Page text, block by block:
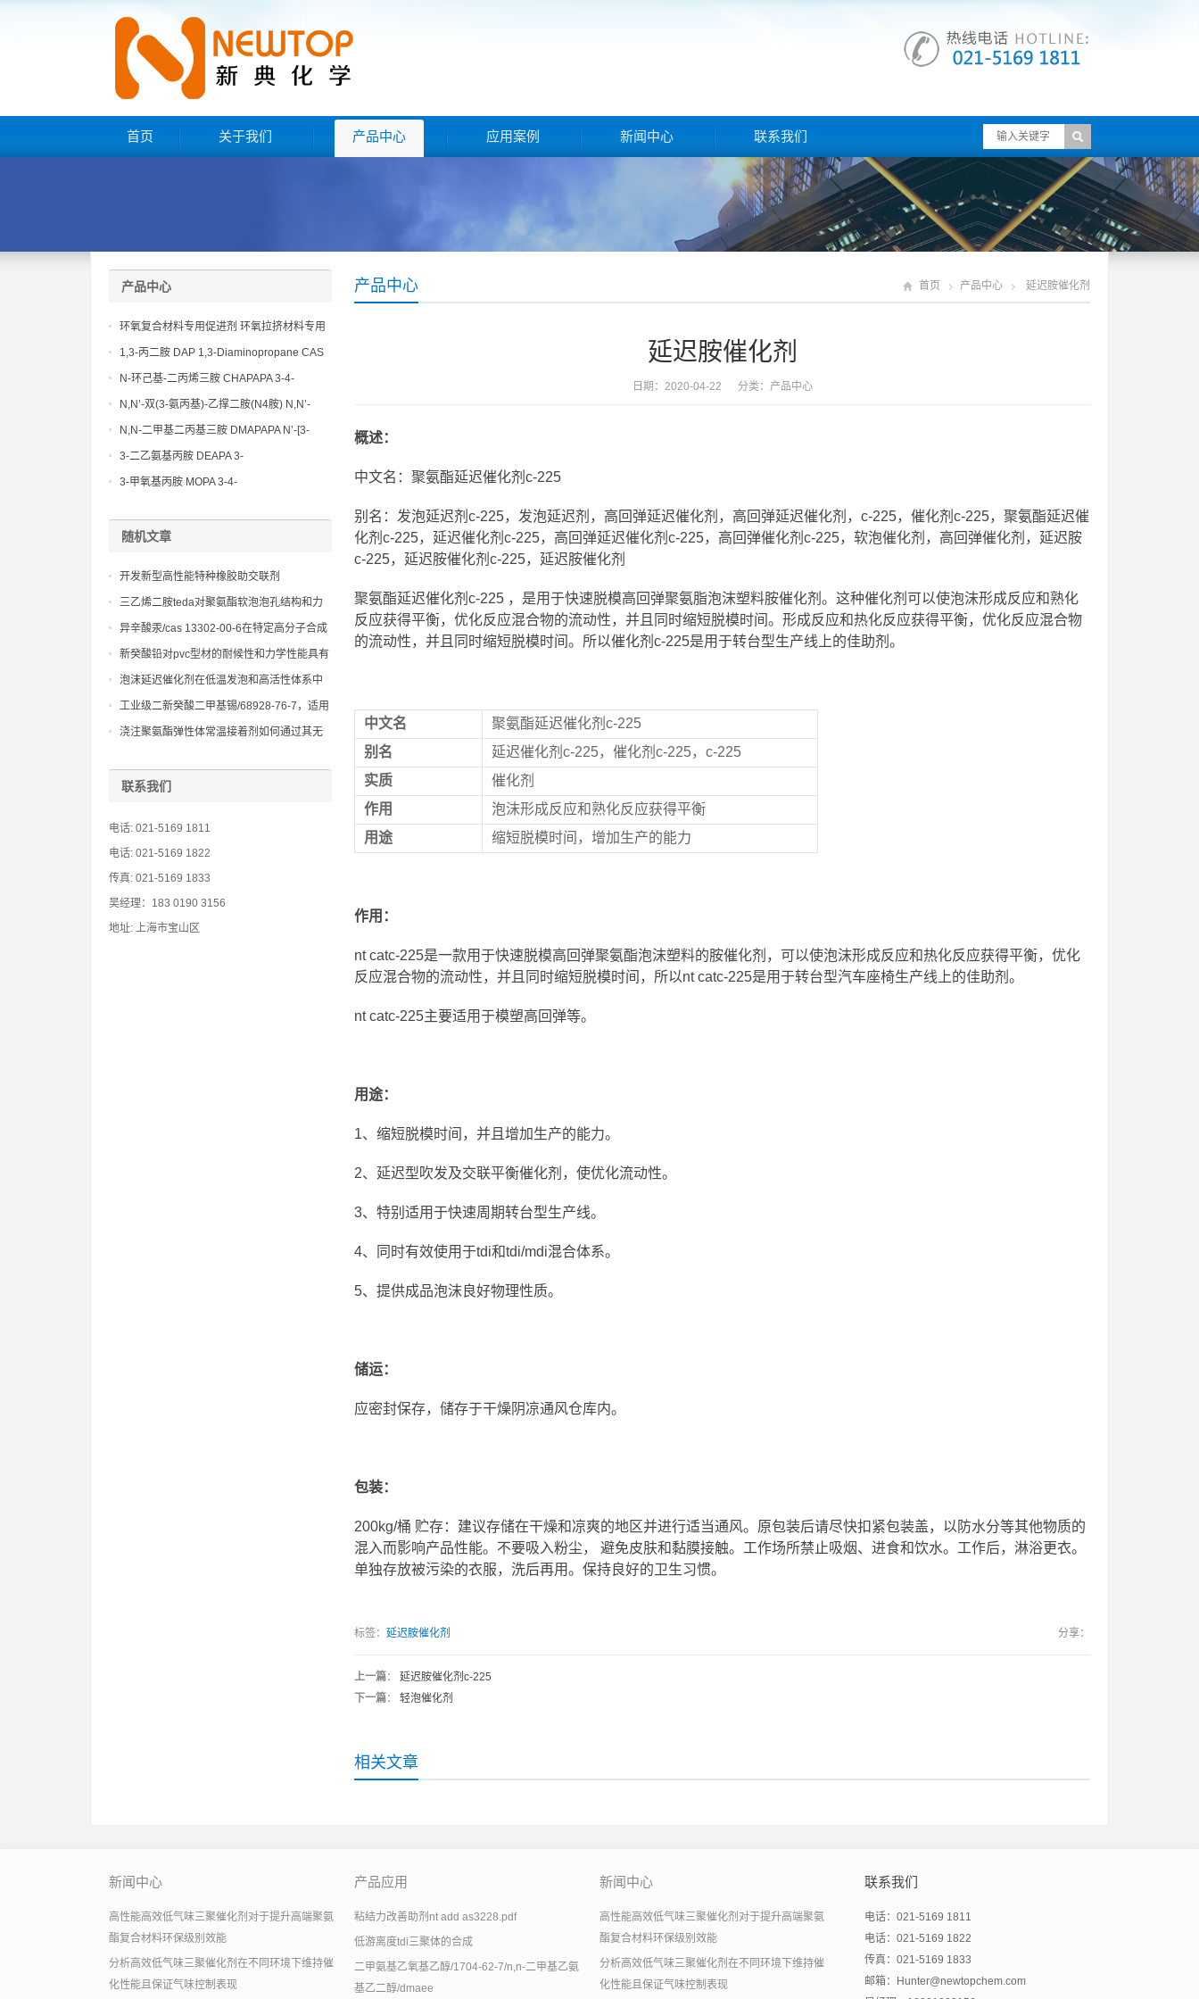
首页 关于我们 产品中心 应用案例 新闻中心 联系我们
产品中心 首页 产品中心 延迟胺催化剂
延迟胺催化剂
日期：2020-04-22 分类： 产品中心
概述：
中文名：聚氨酯延迟催化剂c-225
别名：发泡延迟剂c-225，发泡延迟剂，高回弹延迟催化剂，高回弹延迟催化剂，c-225，催化剂c-225，聚氨酯延迟催
化剂c-225，延迟催化剂c-225，高回弹延迟催化剂c-225，高回弹催化剂c-225，软泡催化剂，高回弹催化剂，延迟胺
c-225，延迟胺催化剂c-225，延迟胺催化剂
聚氨酯延迟催化剂c-225 ，是用于快速脱模高回弹聚氨脂泡沫塑料胺催化剂。这种催化剂可以使泡沫形成反应和熟化
反应获得平衡，优化反应混合物的流动性，并且同时缩短脱模时间。形成反应和热化反应获得平衡，优化反应混合物
的流动性，并且同时缩短脱模时间。所以催化剂c-225是用于转台型生产线上的佳助剂。
中文名
聚氨酯延迟催化剂c-225
别名
延迟催化剂c-225，催化剂c-225，c-225
实质
催化剂
作用
泡沫形成反应和熟化反应获得平衡
用途 缩短脱模时间，增加生产的能力
作用：
nt catc-225是一款用于快速脱模高回弹聚氨酯泡沫塑料的胺催化剂，可以使泡沫形成反应和热化反应获得平衡，优化
反应混合物的流动性，并且同时缩短脱模时间，所以nt catc-225是用于转台型汽车座椅生产线上的佳助剂。
nt catc-225主要适用于模塑高回弹等。
用途：
1、缩短脱模时间，并且增加生产的能力。
2、延迟型吹发及交联平衡催化剂，使优化流动性。
3、特别适用于快速周期转台型生产线。
4、同时有效使用于tdi和tdi/mdi混合体系。
5、提供成品泡沫良好物理性质。
储运：
应密封保存，储存于干燥阴凉通风仓库内。
包装：
200kg/桶 贮存：建议存储在干燥和凉爽的地区并进行适当通风。原包装后请尽快扣紧包装盖，以防水分等其他物质的
混入而影响产品性能。不要吸入粉尘， 避免皮肤和黏膜接触。工作场所禁止吸烟、进食和饮水。工作后，淋浴更衣。
单独存放被污染的衣服，洗后再用。保持良好的卫生习惯。
标签： 延迟胺催化剂 分享：
上一篇： 延迟胺催化剂c-225
下一篇： 轻泡催化剂
相关文章
产品中心
环氧复合材料专用促进剂 环氧拉挤材料专用
促进剂 NT EP 120
1,3-丙二胺 DAP 1,3-Diaminopropane CAS
No 109-76-2
N-环己基-二丙烯三胺 CHAPAPA 3-4-
Methoxypropylamine CAS No:5332-73-0
N,N’-双(3-氨丙基)-乙撑二胺(N4胺) N,N’-
Bis(3-aminopropyl)-ethylenediamine CAS
No10563-26-5
N,N-二甲基二丙基三胺 DMAPAPA N’-[3-
(dimethylamino)propyllpropane-1,3-
diamine CAS No10563-29-8
3-二乙氨基丙胺 DEAPA 3-
(Diethylamino)propylamine CAS No 104-
3-甲氧基丙胺 MOPA 3-4-
随机文章
开发新型高性能特种橡胶助交联剂
三乙烯二胺teda对聚氨酯软泡泡孔结构和力
学性能的关键影响。
异辛酸汞/cas 13302-00-6在特定高分子合成
中的应用
新癸酸铅对pvc型材的耐候性和力学性能具有
显著影响，优化其配方对提升产品户外表现
至关重要。
泡沫延迟催化剂在低温发泡和高活性体系中
的应用前景
工业级二新癸酸二甲基锡/68928-76-7，适用
于各类聚氨酯涂料、胶黏剂
浇注聚氨酯弹性体常温接着剂如何通过其无
联系我们
电话: 021-5169 1811
电话: 021-5169 1822
传真: 021-5169 1833
吴经理：183 0190 3156
地址: 上海市宝山区
新闻中心
高性能高效低气味三聚催化剂对于提升高端聚氨
酯复合材料环保级别效能
分析高效低气味三聚催化剂在不同环境下维持催
化性能且保证气味控制表现
产品应用
粘结力改善助剂nt add as3228.pdf
低游离度tdi三聚体的合成
二甲氨基乙氧基乙醇/1704-62-7/n,n-二甲基乙氨
基乙二醇/dmaee
新闻中心
高性能高效低气味三聚催化剂对于提升高端聚氨
酯复合材料环保级别效能
分析高效低气味三聚催化剂在不同环境下维持催
化性能且保证气味控制表现
联系我们
电话：021-5169 1811
电话：021-5169 1822
传真：021-5169 1833
邮箱：Hunter@newtopchem.com